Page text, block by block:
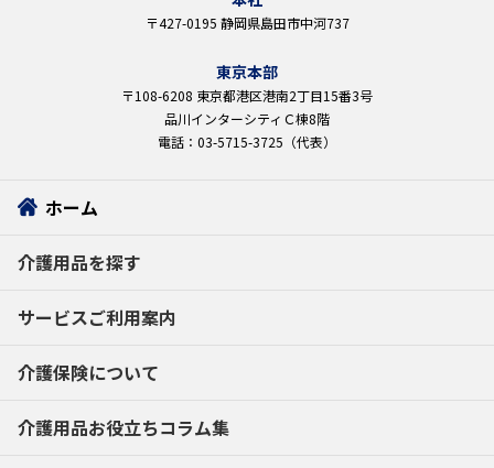
〒427-0195 静岡県島田市中河737
東京本部
〒108-6208 東京都港区港南2丁目15番3号
品川インターシティＣ棟8階
電話：03-5715-3725（代表）
ホーム
介護用品を探す
サービスご利用案内
介護保険について
介護用品お役立ちコラム集